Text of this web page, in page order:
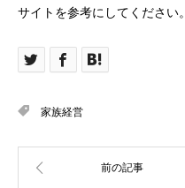
サイトを参考にしてください。
家族経営